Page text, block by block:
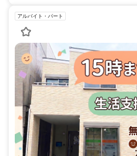
アルバイト・パート